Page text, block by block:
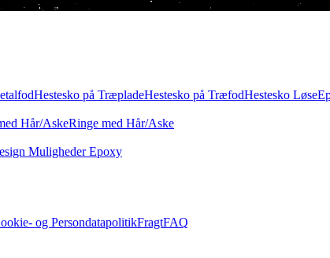
Hestesko på TræpladeHestesko på TræfodHestesko Løse
Hår/AskeRinge med Hår/Aske
Muligheder Epoxy
og PersondatapolitikFragtFAQ